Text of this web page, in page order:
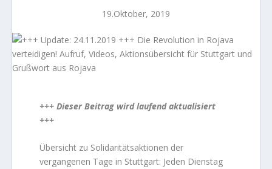
19.Oktober, 2019
+++ Dieser Beitrag wird laufend aktualisiert
+++
Übersicht zu Solidaritätsaktionen der
vergangenen Tage in Stuttgart: Jeden Dienstag